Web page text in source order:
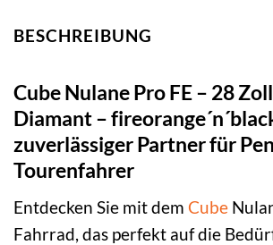
BESCHREIBUNG
Cube Nulane Pro FE – 28
Diamant –
zuverlässiger Partner für
Tourenfahrer
Entdecken Sie mit dem Cube
Fahrrad, das perfekt auf die